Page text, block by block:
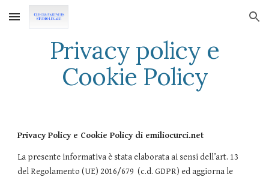
Skip to main content Skip to navigation
Privacy policy e
Cookie Policy
Privacy Policy e Cookie Policy di emiliocurci.net
La presente informativa è stata elaborata ai sensi dell’art. 13
del Regolamento (UE) 2016/679 (c.d. GDPR) ed aggiorna le